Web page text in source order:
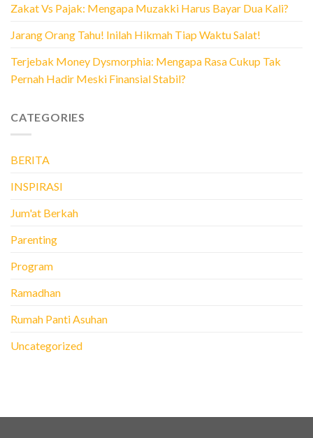
Zakat Vs Pajak: Mengapa Muzakki Harus Bayar Dua Kali?
Jarang Orang Tahu! Inilah Hikmah Tiap Waktu Salat!
Terjebak Money Dysmorphia: Mengapa Rasa Cukup Tak
Pernah Hadir Meski Finansial Stabil?
CATEGORIES
BERITA
INSPIRASI
Jum'at Berkah
Parenting
Program
Ramadhan
Rumah Panti Asuhan
Uncategorized